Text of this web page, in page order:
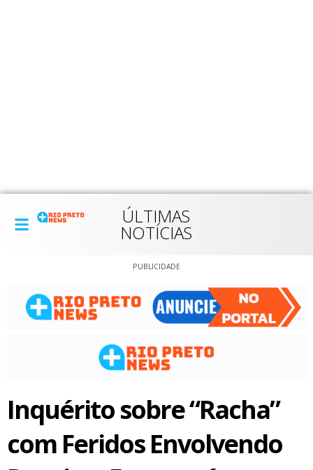
ÚLTIMAS
NOTÍCIAS
PUBLICIDADE
Inquérito sobre “Racha”
com Feridos Envolvendo